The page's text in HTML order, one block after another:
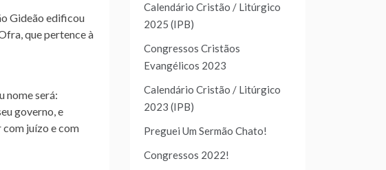
Gideão edificou
que pertence à
nome será:
governo, e
com juízo e com
Calendário Cristão / Litúrgico
2025 (IPB)
Congressos Cristãos
Evangélicos 2023
Calendário Cristão / Litúrgico
2023 (IPB)
Preguei Um Sermão Chato!
Congressos 2022!